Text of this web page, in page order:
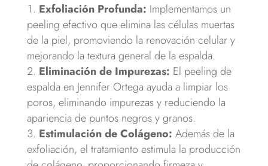
Exfoliación Profunda: Implementamos un
peeling efectivo que elimina las células muertas
de la piel, promoviendo la renovación celular y
mejorando la textura general de la espalda.
Eliminación de Impurezas: El peeling de
espalda en Jennifer Ortega ayuda a limpiar los
poros, eliminando impurezas y reduciendo la
apariencia de puntos negros y granos.
Estimulación de Colágeno: Además de la
exfoliación, el tratamiento estimula la producción